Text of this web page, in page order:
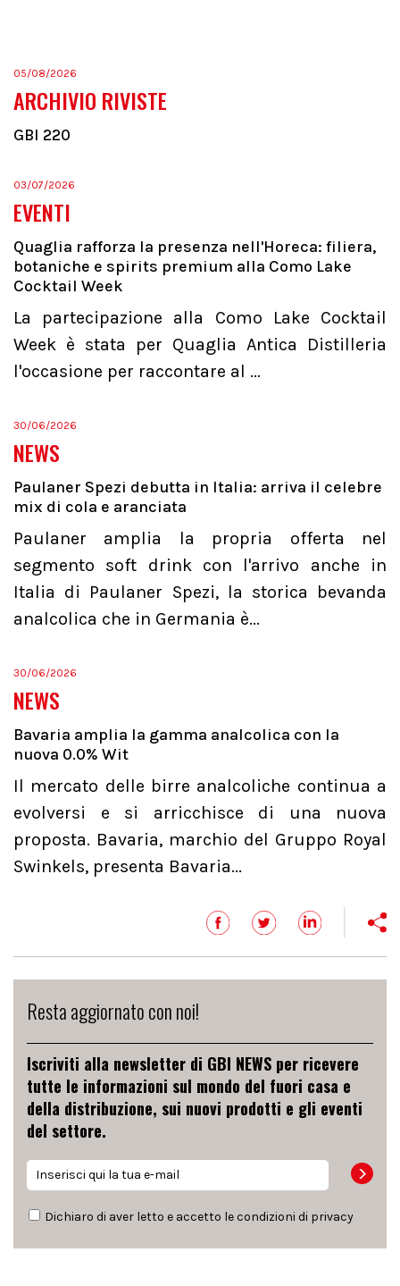
05/08/2026
ARCHIVIO RIVISTE
GBI 220
03/07/2026
EVENTI
Quaglia rafforza la presenza nell'Horeca: filiera,
botaniche e spirits premium alla Como Lake
Cocktail Week
La partecipazione alla Como Lake Cocktail
Week è stata per Quaglia Antica Distilleria
l'occasione per raccontare al ...
30/06/2026
NEWS
Paulaner Spezi debutta in Italia: arriva il celebre
mix di cola e aranciata
Paulaner amplia la propria offerta nel
segmento soft drink con l'arrivo anche in
Italia di Paulaner Spezi, la storica bevanda
analcolica che in Germania è...
30/06/2026
NEWS
Bavaria amplia la gamma analcolica con la
nuova 0.0% Wit
Il mercato delle birre analcoliche continua a
evolversi e si arricchisce di una nuova
proposta. Bavaria, marchio del Gruppo Royal
Swinkels, presenta Bavaria...
Resta aggiornato con noi!
Iscriviti alla newsletter di GBI NEWS per ricevere
tutte le informazioni sul mondo del fuori casa e
della distribuzione, sui nuovi prodotti e gli eventi
del settore.
Dichiaro di aver letto e accetto le condizioni di privacy